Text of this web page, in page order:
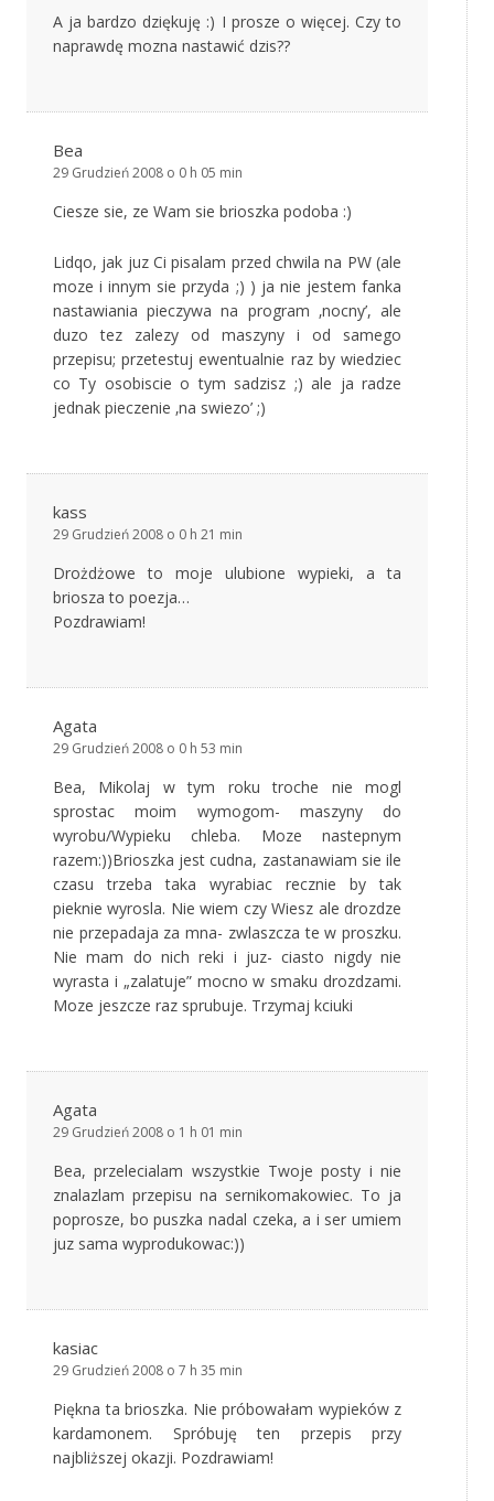
A ja bardzo dziękuję :) I prosze o więcej. Czy to
naprawdę mozna nastawić dzis??
Bea
29 Grudzień 2008 o 0 h 05 min
Ciesze sie, ze Wam sie brioszka podoba :)
Lidqo, jak juz Ci pisalam przed chwila na PW (ale
moze i innym sie przyda ;) ) ja nie jestem fanka
nastawiania pieczywa na program ‚nocny’, ale
duzo tez zalezy od maszyny i od samego
przepisu; przetestuj ewentualnie raz by wiedziec
co Ty osobiscie o tym sadzisz ;) ale ja radze
jednak pieczenie ‚na swiezo’ ;)
kass
29 Grudzień 2008 o 0 h 21 min
Drożdżowe to moje ulubione wypieki, a ta
briosza to poezja…
Pozdrawiam!
Agata
29 Grudzień 2008 o 0 h 53 min
Bea, Mikolaj w tym roku troche nie mogl
sprostac moim wymogom- maszyny do
wyrobu/Wypieku chleba. Moze nastepnym
razem:))Brioszka jest cudna, zastanawiam sie ile
czasu trzeba taka wyrabiac recznie by tak
pieknie wyrosla. Nie wiem czy Wiesz ale drozdze
nie przepadaja za mna- zwlaszcza te w proszku.
Nie mam do nich reki i juz- ciasto nigdy nie
wyrasta i „zalatuje” mocno w smaku drozdzami.
Moze jeszcze raz sprubuje. Trzymaj kciuki
Agata
29 Grudzień 2008 o 1 h 01 min
Bea, przelecialam wszystkie Twoje posty i nie
znalazlam przepisu na sernikomakowiec. To ja
poprosze, bo puszka nadal czeka, a i ser umiem
juz sama wyprodukowac:))
kasiac
29 Grudzień 2008 o 7 h 35 min
Piękna ta brioszka. Nie próbowałam wypieków z
kardamonem. Spróbuję ten przepis przy
najbliższej okazji. Pozdrawiam!